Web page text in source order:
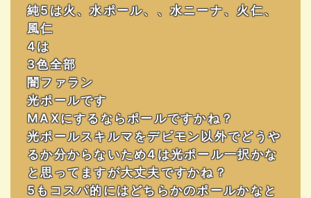
純5は火、水ポール、、水ニーナ、火仁、
風仁
4は
3色全部
闇ファラン
光ポールです
MAXにするならポールですかね？
光ポールスキルマをデビモン以外でどうや
るか分からないため4は光ポール一択かな
と思ってますが大丈夫ですかね？
5もコスパ的にはどちらかのポールかなと